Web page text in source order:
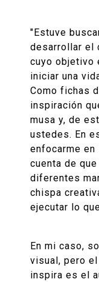
"Estuve
desarrollar el
cuyo objetivo
iniciar una
Como fichas
inspiración
musa y, de
ustedes. En
enfocarme
cuenta de
diferentes
chispa
ejecutar lo
En mi caso,
visual, pero
inspira es el